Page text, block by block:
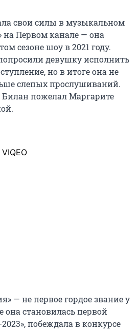
свои силы в музыкальном
на Первом канале — она
сезоне шоу в 2021 году.
девушку исполнить
но в итоге она не
слепых прослушиваний.
пожелал Маргарите
— не первое гордое звание у
становилась первой
побеждала в конкурсе